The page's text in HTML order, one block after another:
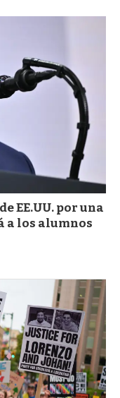
EE.UU. por una
a los alumnos